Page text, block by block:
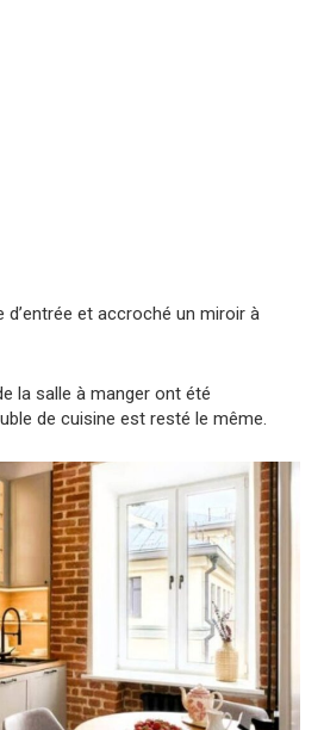
et accroché un miroir à
la salle à manger ont été
de cuisine est resté le même.